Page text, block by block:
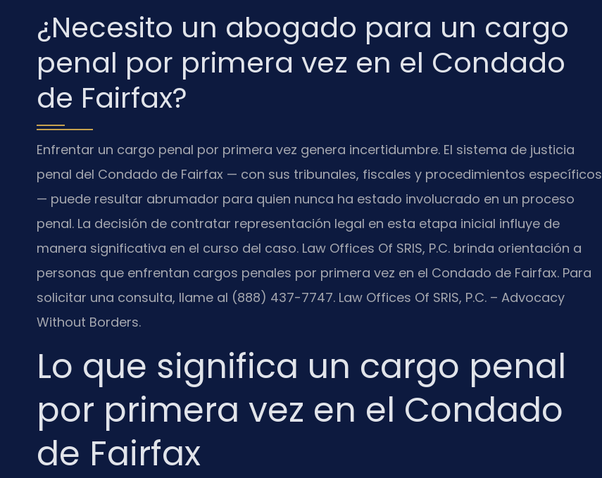
¿Necesito un abogado para un cargo
penal por primera vez en el Condado
de Fairfax?
Enfrentar un cargo penal por primera vez genera incertidumbre. El sistema de justicia
penal del Condado de Fairfax — con sus tribunales, fiscales y procedimientos específicos
— puede resultar abrumador para quien nunca ha estado involucrado en un proceso
penal. La decisión de contratar representación legal en esta etapa inicial influye de
manera significativa en el curso del caso. Law Offices Of SRIS, P.C. brinda orientación a
personas que enfrentan cargos penales por primera vez en el Condado de Fairfax. Para
solicitar una consulta, llame al (888) 437-7747. Law Offices Of SRIS, P.C. – Advocacy
Without Borders.
Lo que significa un cargo penal
por primera vez en el Condado
de Fairfax